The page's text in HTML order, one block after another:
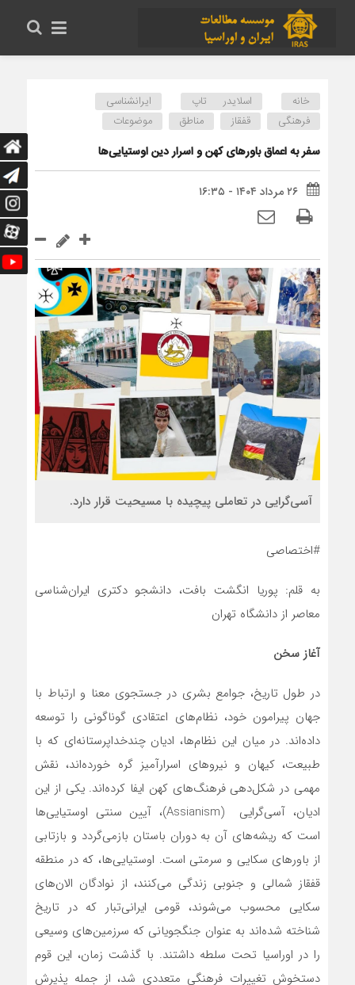
خانه اسلایدر تاپ
ایرانشناسی
فرهنگی
قفقاز مناطق موضوعات
سفر به اعماق باورهای کهن و اسرار دین اوستیایی‌ها
۲۶ مرداد ۱۴۰۴ - ۱۶:۳۵
آسی‌گرایی در تعاملی پیچیده با مسیحیت قرار دارد.
#اختصاصی
به قلم: پوریا انگشت بافت، دانشجو دکتری ایران‌شناسی
معاصر از دانشگاه تهران
آغاز سخن
در طول تاریخ، جوامع بشری در جستجوی معنا و ارتباط با
جهان پیرامون خود، نظام‌های اعتقادی گوناگونی را توسعه
داده‌اند. در میان این نظام‌ها، ادیان چندخداپرستانه‌ای که با
طبیعت، کیهان و نیروهای اسرارآمیز گره خورده‌اند، نقش
مهمی در شکل‌دهی فرهنگ‌های کهن ایفا کرده‌اند. یکی از این
ادیان، آسی‌گرایی (Assianism)، آیین سنتی اوستیایی‌ها
است که ریشه‌های آن به دوران باستان بازمی‌گردد و بازتابی
از باورهای سکایی و سرمتی است. اوستیایی‌ها، که در منطقه
قفقاز شمالی و جنوبی زندگی می‌کنند، از نوادگان الان‌های
سکایی محسوب می‌شوند، قومی ایرانی‌تبار که در تاریخ
شناخته شده‌اند به عنوان جنگجویانی که سرزمین‌های وسیعی
را در اوراسیا تحت سلطه داشتند. با گذشت زمان، این قوم
دستخوش تغییرات فرهنگی متعددی شد، از جمله پذیرش